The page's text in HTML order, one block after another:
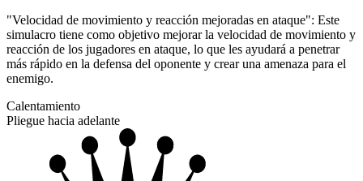
"Velocidad de movimiento y reacción mejoradas en ataque": Este
simulacro tiene como objetivo mejorar la velocidad de movimiento y
reacción de los jugadores en ataque, lo que les ayudará a penetrar
más rápido en la defensa del oponente y crear una amenaza para el
enemigo.
Calentamiento
Pliegue hacia adelante